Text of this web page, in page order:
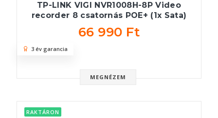
TP-LINK VIGI NVR1008H-8P Video
recorder 8 csatornás POE+ (1x Sata)
66 990 Ft
MEGNÉZEM
3 év garancia
RAKTÁRON